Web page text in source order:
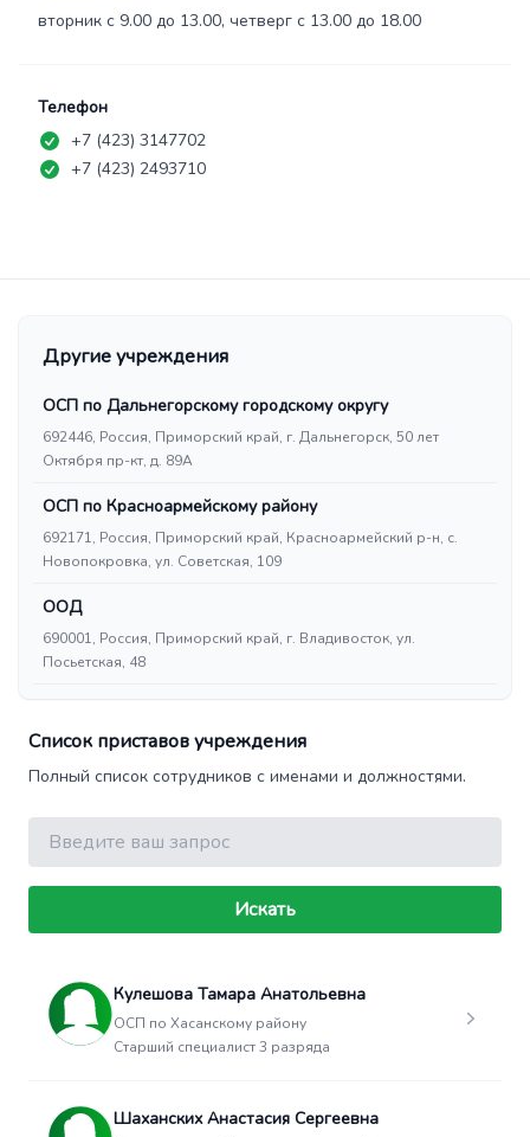
вторник с 9.00 до 13.00, четверг с 13.00 до 18.00
Телефон
+7 (423) 3147702
+7 (423) 2493710
Другие учреждения
ОСП по Дальнегорскому городскому округу
692446, Россия, Приморский край, г. Дальнегорск, 50 лет
Октября пр-кт, д. 89А
ОСП по Красноармейскому району
692171, Россия, Приморский край, Красноармейский р-н, с.
Новопокровка, ул. Советская, 109
ООД
690001, Россия, Приморский край, г. Владивосток, ул.
Посьетская, 48
Список приставов учреждения
Полный список сотрудников с именами и должностями.
Поиск
Искать
Кулешова Тамара Анатольевна
ОСП по Хасанскому району
Старший специалист 3 разряда
Шаханских Анастасия Сергеевна